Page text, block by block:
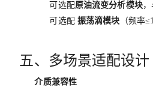
可选配原油流变分析模块，
可选配 振荡滴模块 （频率
五、多场景适配设计
介质兼容性